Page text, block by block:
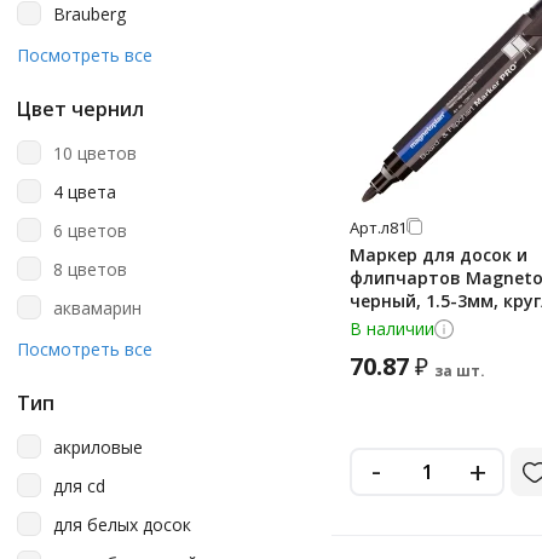
Brauberg
Brauberg Art
Centropen
Crown
Deli
Dolce
Erich Krause
Ico
Jovi
Kores
Посмотреть все
Цвет чернил
10 цветов
4 цвета
6 цветов
8 цветов
аквамарин
ассорти
белый
белый/черный
бесцветный
Посмотреть все
Тип
акриловые
для cd
для белых досок
Арт.л81
Маркер для досок и
флипчартов
черный, 1.5-3мм,
наконечник, cap off,
В наличии
70.87₽ за шт.
- +